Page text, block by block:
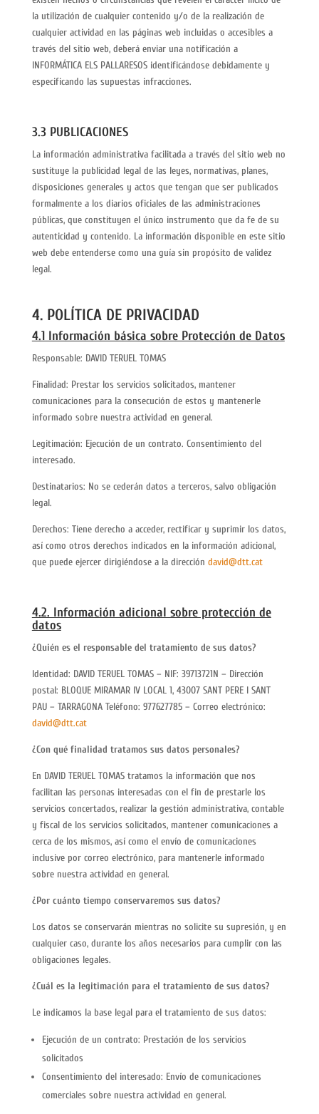
la utilización de cualquier contenido y/o de la realización de
cualquier actividad en las páginas web incluidas o accesibles a
través del sitio web, deberá enviar una notificación a
INFORMÁTICA ELS PALLARESOS identificándose debidamente y
especificando las supuestas infracciones.
3.3 PUBLICACIONES
La información administrativa facilitada a través del sitio web no
sustituye la publicidad legal de las leyes, normativas, planes,
disposiciones generales y actos que tengan que ser publicados
formalmente a los diarios oficiales de las administraciones
públicas, que constituyen el único instrumento que da fe de su
autenticidad y contenido. La información disponible en este sitio
web debe entenderse como una guía sin propósito de validez
legal.
4. POLÍTICA DE PRIVACIDAD
4.1 Información básica sobre Protección de Datos
Responsable: DAVID TERUEL TOMAS
Finalidad: Prestar los servicios solicitados, mantener
comunicaciones para la consecución de estos y mantenerle
informado sobre nuestra actividad en general.
Legitimación: Ejecución de un contrato. Consentimiento del
interesado.
Destinatarios: No se cederán datos a terceros, salvo obligación
legal.
Derechos: Tiene derecho a acceder, rectificar y suprimir los datos,
así como otros derechos indicados en la información adicional,
que puede ejercer dirigiéndose a la dirección david@dtt.cat
4.2. Información adicional sobre protección de
datos
¿Quién es el responsable del tratamiento de sus datos?
Identidad: DAVID TERUEL TOMAS – NIF: 39713721N – Dirección
postal: BLOQUE MIRAMAR IV LOCAL 1, 43007 SANT PERE I SANT
PAU – TARRAGONA Teléfono: 977627785 – Correo electrónico:
david@dtt.cat
¿Con qué finalidad tratamos sus datos personales?
En DAVID TERUEL TOMAS tratamos la información que nos
facilitan las personas interesadas con el fin de prestarle los
servicios concertados, realizar la gestión administrativa, contable
y fiscal de los servicios solicitados, mantener comunicaciones a
cerca de los mismos, así como el envío de comunicaciones
inclusive por correo electrónico, para mantenerle informado
sobre nuestra actividad en general.
¿Por cuánto tiempo conservaremos sus datos?
Los datos se conservarán mientras no solicite su supresión, y en
cualquier caso, durante los años necesarios para cumplir con las
obligaciones legales.
¿Cuál es la legitimación para el tratamiento de sus datos?
Le indicamos la base legal para el tratamiento de sus datos:
Ejecución de un contrato: Prestación de los servicios
solicitados
Consentimiento del interesado: Envío de comunicaciones
comerciales sobre nuestra actividad en general.